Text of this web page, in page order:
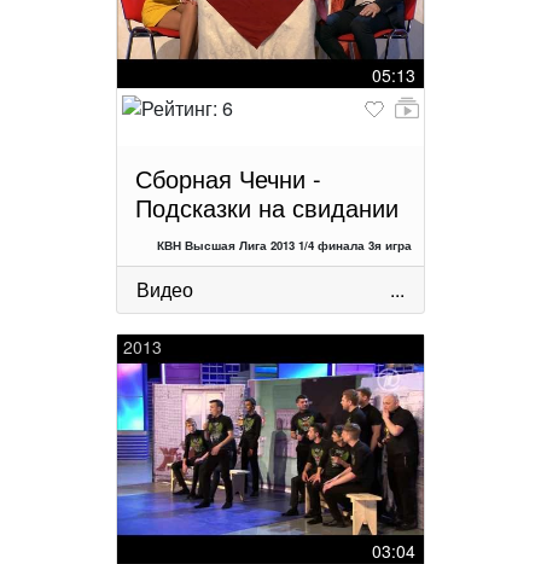
05:13
Сборная Чечни -
Подсказки на свидании
КВН Высшая Лига 2013 1/4 финала 3я игра
Видео ...
2013
03:04